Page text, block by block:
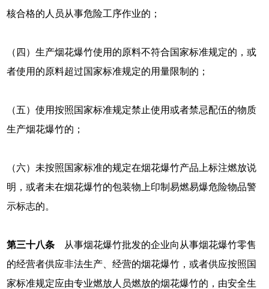
核合格的人员从事危险工序作业的；
（四）生产烟花爆竹使用的原料不符合国家标准规定的，或
者使用的原料超过国家标准规定的用量限制的；
（五）使用按照国家标准规定禁止使用或者禁忌配伍的物质
生产烟花爆竹的；
（六）未按照国家标准的规定在烟花爆竹产品上标注燃放说
明，或者未在烟花爆竹的包装物上印制易燃易爆危险物品警
示标志的。
第三十八条 从事烟花爆竹批发的企业向从事烟花爆竹零售
的经营者供应非法生产、经营的烟花爆竹，或者供应按照国
家标准规定应由专业燃放人员燃放的烟花爆竹的，由安全生